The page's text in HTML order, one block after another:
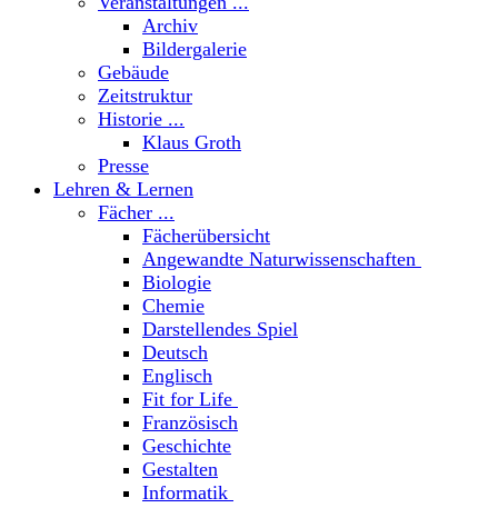
Archiv
Bildergalerie
Gebäude
Zeitstruktur
Historie ...
Klaus Groth
Presse
Lehren & Lernen
Fächer ...
Fächerübersicht
Angewandte Naturwissenschaften
Biologie
Chemie
Darstellendes Spiel
Deutsch
Englisch
Fit for Life
Französisch
Geschichte
Gestalten
Informatik